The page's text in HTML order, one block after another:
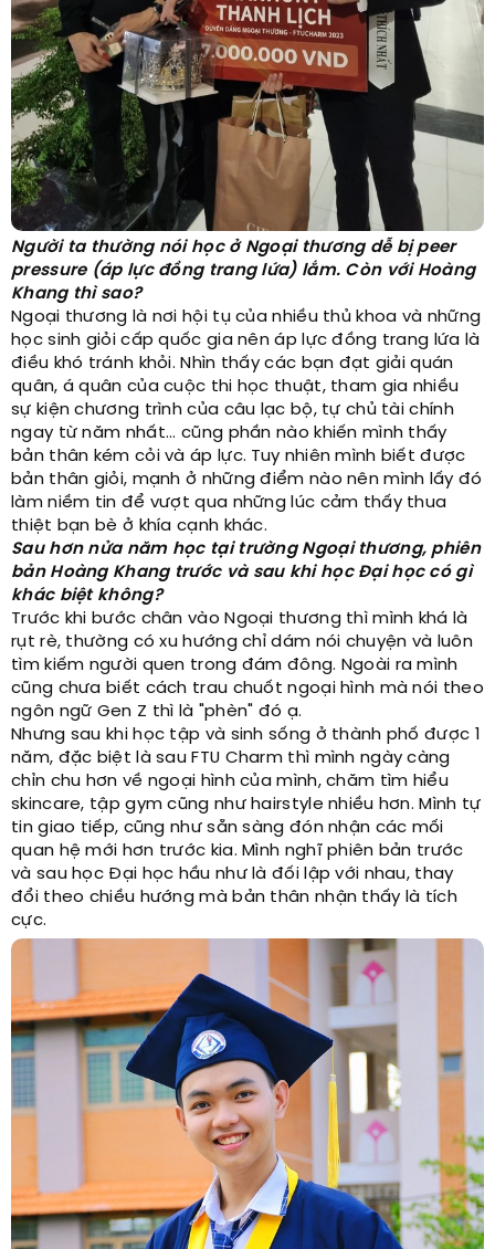
Người ta thường nói học ở Ngoại thương dễ bị peer
pressure (áp lực đồng trang lứa) lắm. Còn với Hoàng
Khang thì sao?
Ngoại thương là nơi hội tụ của nhiều thủ khoa và những
học sinh giỏi cấp quốc gia nên áp lực đồng trang lứa là
điều khó tránh khỏi. Nhìn thấy các bạn đạt giải quán
quân, á quân của cuộc thi học thuật, tham gia nhiều
sự kiện chương trình của câu lạc bộ, tự chủ tài chính
ngay từ năm nhất... cũng phần nào khiến mình thấy
bản thân kém cỏi và áp lực. Tuy nhiên mình biết được
bản thân giỏi, mạnh ở những điểm nào nên mình lấy đó
làm niềm tin để vượt qua những lúc cảm thấy thua
thiệt bạn bè ở khía cạnh khác.
Sau hơn nửa năm học tại trường Ngoại thương, phiên
bản Hoàng Khang trước và sau khi học Đại học có gì
khác biệt không?
Trước khi bước chân vào Ngoại thương thì mình khá là
rụt rè, thường có xu hướng chỉ dám nói chuyện và luôn
tìm kiếm người quen trong đám đông. Ngoài ra mình
cũng chưa biết cách trau chuốt ngoại hình mà nói theo
ngôn ngữ Gen Z thì là "phèn" đó ạ.
Nhưng sau khi học tập và sinh sống ở thành phố được 1
năm, đặc biệt là sau FTU Charm thì mình ngày càng
chỉn chu hơn về ngoại hình của mình, chăm tìm hiểu
skincare, tập gym cũng như hairstyle nhiều hơn. Mình tự
tin giao tiếp, cũng như sẵn sàng đón nhận các mối
quan hệ mới hơn trước kia. Mình nghĩ phiên bản trước
và sau học Đại học hầu như là đối lập với nhau, thay
đổi theo chiều hướng mà bản thân nhận thấy là tích
cực.